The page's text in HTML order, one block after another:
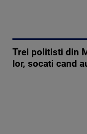
Trei politisti din
lor, socati cand